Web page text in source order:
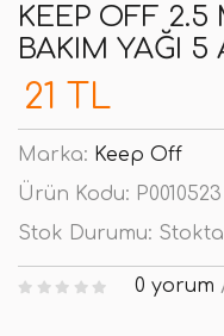
KEEP OFF 2.5
BAKIM YAĞI 5
21 TL
Marka: Keep Off
Ürün Kodu: P0010523
Stok Durumu:
0 yorum